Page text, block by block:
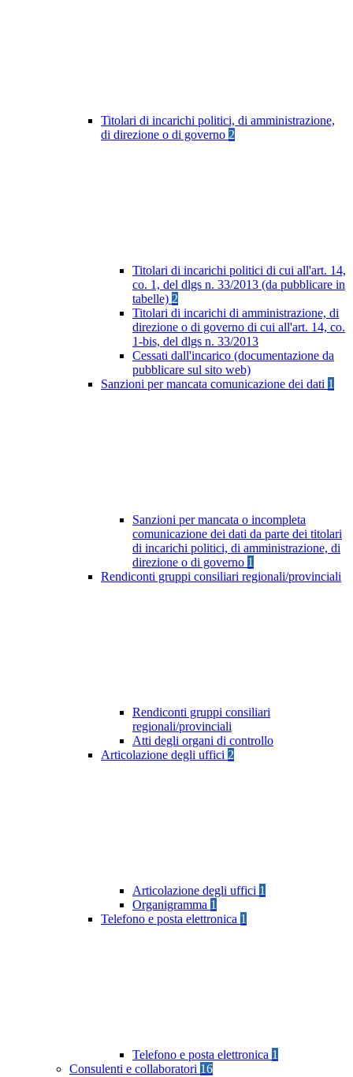
Titolari di incarichi politici, di amministrazione,
di direzione o di governo 2
Titolari di incarichi politici di cui all'art. 14,
co. 1, del dlgs n. 33/2013 (da pubblicare in
tabelle) 2
Titolari di incarichi di amministrazione, di
direzione o di governo di cui all'art. 14, co.
1-bis, del dlgs n. 33/2013
Cessati dall'incarico (documentazione da
pubblicare sul sito web)
Sanzioni per mancata comunicazione dei dati 1
Sanzioni per mancata o incompleta
comunicazione dei dati da parte dei titolari
di incarichi politici, di amministrazione, di
direzione o di governo 1
Rendiconti gruppi consiliari regionali/provinciali
Rendiconti gruppi consiliari
regionali/provinciali
Atti degli organi di controllo
Articolazione degli uffici 2
Articolazione degli uffici 1
Organigramma 1
Telefono e posta elettronica 1
Telefono e posta elettronica 1
Consulenti e collaboratori 16